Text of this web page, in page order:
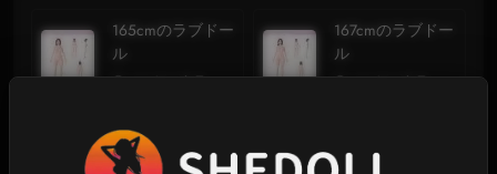
165cmのラブドー
ル
50 個の商品
167cmのラブドー
ル
50 個の商品
168cmのラブドー
ル
ル